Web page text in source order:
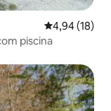
4,94 de uma
4,94 (18)
piscina